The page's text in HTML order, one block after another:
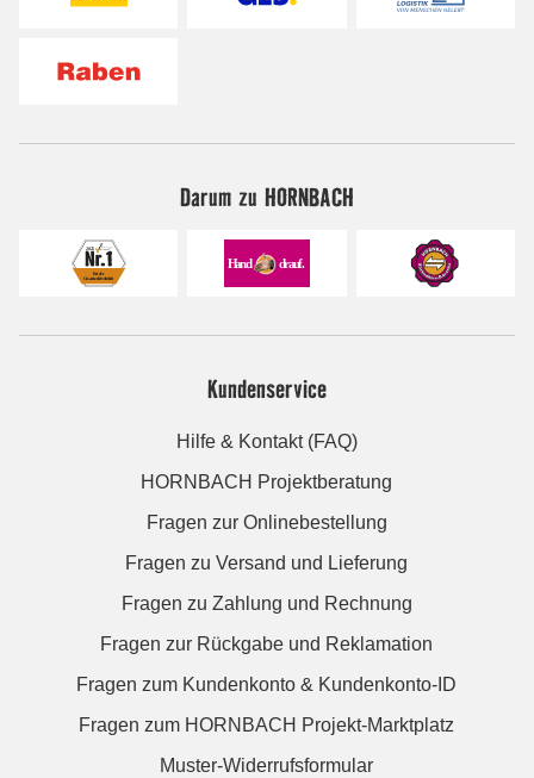
Darum zu HORNBACH
Kundenservice
Hilfe & Kontakt (FAQ)
HORNBACH Projektberatung
Fragen zur Onlinebestellung
Fragen zu Versand und Lieferung
Fragen zu Zahlung und Rechnung
Fragen zur Rückgabe und Reklamation
Fragen zum Kundenkonto & Kundenkonto-ID
Fragen zum HORNBACH Projekt-Marktplatz
Muster-Widerrufsformular